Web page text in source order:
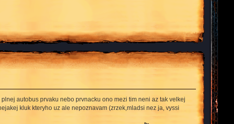
autobus prvaku nebo prvnacku ono mezi tim neni az tak velkej
kluk kteryho uz ale nepoznavam (zrzek,mladsi nez ja, vyssi